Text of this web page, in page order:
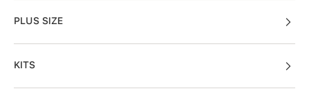
PLUS SIZE
KITS